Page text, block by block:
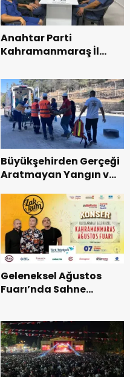
Anahtar Parti
Kahramanmaraş İl
Teşkilatı ile buluştu.
Büyükşehirden Gerçeği
Aratmayan Yangın ve
Geleneksel Ağustos
Fuarı’nda Sahne